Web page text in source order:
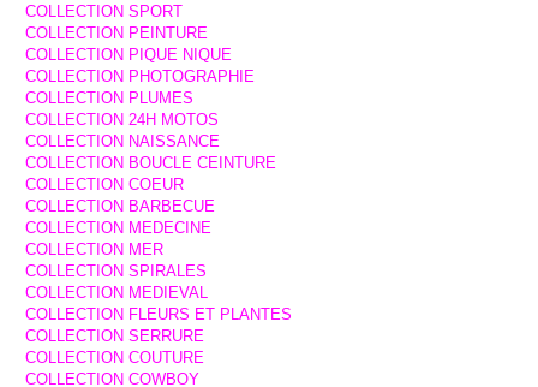
COLLECTION SPORT
COLLECTION PEINTURE
COLLECTION PIQUE NIQUE
COLLECTION PHOTOGRAPHIE
COLLECTION PLUMES
COLLECTION 24H MOTOS
COLLECTION NAISSANCE
COLLECTION BOUCLE CEINTURE
COLLECTION COEUR
COLLECTION BARBECUE
COLLECTION MEDECINE
COLLECTION MER
COLLECTION SPIRALES
COLLECTION MEDIEVAL
COLLECTION FLEURS ET PLANTES
COLLECTION SERRURE
COLLECTION COUTURE
COLLECTION COWBOY